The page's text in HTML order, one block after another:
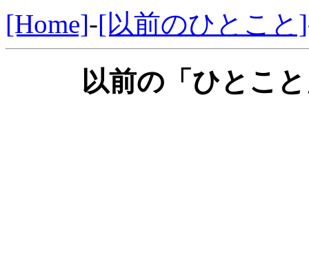
[Home]-[以前のひとこと]
以前の「ひとこ